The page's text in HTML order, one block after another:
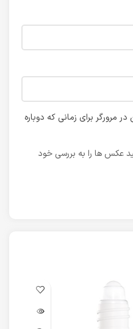
مرورگر برای زمانی که دوباره
عکس ها را به بررسی خود